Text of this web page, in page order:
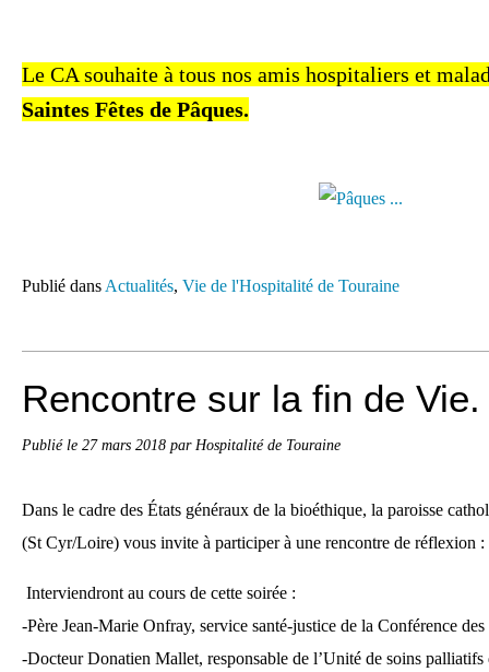
Le CA souhaite à tous nos amis hospitaliers et
Saintes Fêtes de Pâques.
Publié dans Actualités, Vie de l'Hospitalité de Touraine
Rencontre sur la fin de Vie.
Publié le 27 mars 2018 par Hospitalité de Touraine
Dans le cadre des États généraux de la bioéthique, la paroisse
(St Cyr/Loire) vous invite à participer à une rencontre de réflexion :
Interviendront au cours de cette soirée :
-Père Jean-Marie Onfray, service santé-justice de la Conférence
-Docteur Donatien Mallet, responsable de l’Unité de soins palliatifs